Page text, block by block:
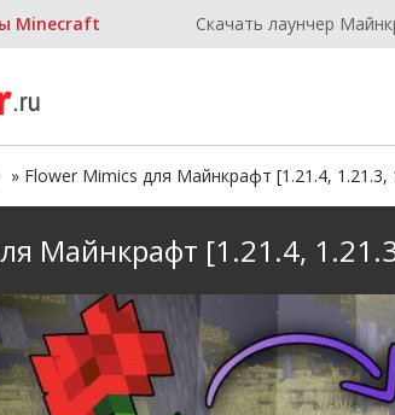
Minecraft Скачать лаунчер
» Flower Mimics для Майнкрафт [1.21.4, 1.21.3,
Майнкрафт [1.21.4,